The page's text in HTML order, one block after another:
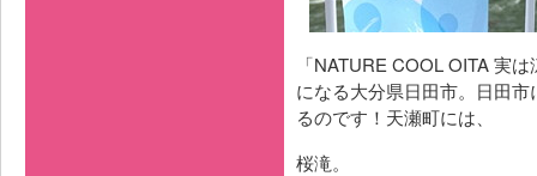
「NATURE COOL OITA 実
になる大分県日田市。日田
るのです！天瀬町には、
桜滝。